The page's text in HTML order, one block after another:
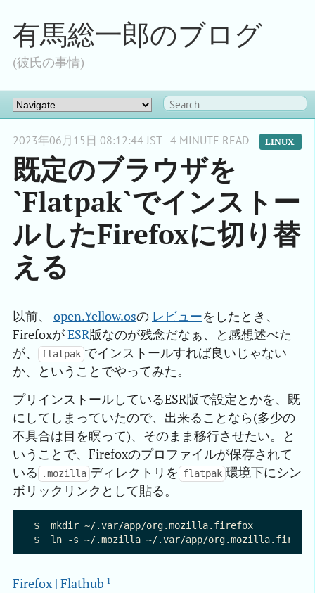
有馬総一郎のブログ
(彼氏の事情)
2023年06月15日 08:12:44 JST - 4 MINUTE READ - LINUX
既定のブラウザを
`Flatpak`でインストー
ルしたFirefoxに切り替
える
以前、 open.Yellow.osの レビューをしたとき、
FirefoxがESR版なのが残念だなぁ、と感想述べた
が、
flatpak でインストールすれば良いじゃない
か、ということでやってみた。
プリインストールしているESR版で設定とかを、既
にしてしまっていたので、出来ることなら(多少の
不具合は目を瞑って)、そのまま移行させたい。と
いうことで、Firefoxのプロファイルが保存されて
いる
.mozilla ディレクトリを flatpak 環境下にシン
ボリックリンクとして貼る。
$  mkdir ~/.var/app/org.mozilla.firefox
Firefox | Flathub 1